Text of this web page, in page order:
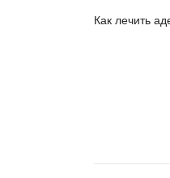
Как лечить